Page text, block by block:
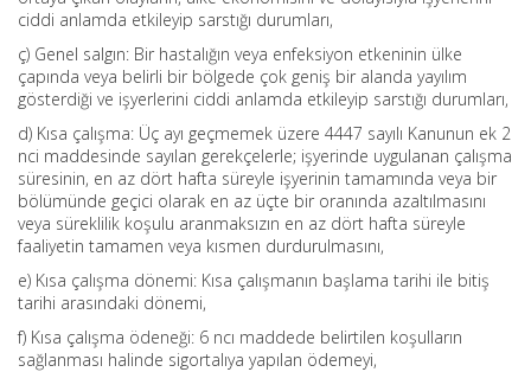
ciddi anlamda etkileyip sarstığı durumları,
ç) Genel salgın: Bir hastalığın veya enfeksiyon etkeninin ülke
çapında veya belirli bir bölgede çok geniş bir alanda yayılım
gösterdiği ve işyerlerini ciddi anlamda etkileyip sarstığı durumları,
d) Kısa çalışma: Üç ayı geçmemek üzere 4447 sayılı Kanunun ek 2
nci maddesinde sayılan gerekçelerle; işyerinde uygulanan çalışma
süresinin, en az dört hafta süreyle işyerinin tamamında veya bir
bölümünde geçici olarak en az üçte bir oranında azaltılmasını
veya süreklilik koşulu aranmaksızın en az dört hafta süreyle
faaliyetin tamamen veya kısmen durdurulmasını,
e) Kısa çalışma dönemi: Kısa çalışmanın başlama tarihi ile bitiş
tarihi arasındaki dönemi,
f) Kısa çalışma ödeneği: 6 ncı maddede belirtilen koşulların
sağlanması halinde sigortalıya yapılan ödemeyi,